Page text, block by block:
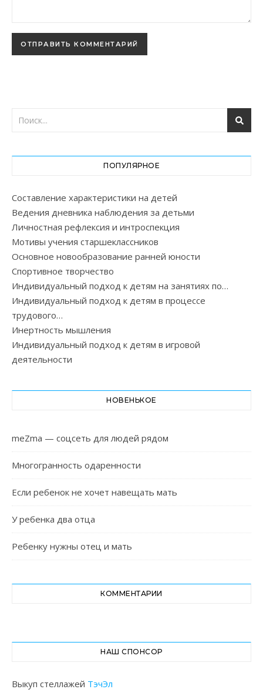
ПОПУЛЯРНОЕ
Составление характеристики на детей
Ведения дневника наблюдения за детьми
Личностная рефлексия и интроспекция
Мотивы учения старшеклассников
Основное новообразование ранней юности
Спортивное творчество
Индивидуальный подход к детям на занятиях по…
Индивидуальный подход к детям в процессе
трудового…
Инертность мышления
Индивидуальный подход к детям в игровой
деятельности
НОВЕНЬКОЕ
meZma — соцсеть для людей рядом
Многогранность одаренности
Если ребенок не хочет навещать мать
У ребенка два отца
Ребенку нужны отец и мать
КОММЕНТАРИИ
НАШ СПОНСОР
Выкуп стеллажей ТэчЭл